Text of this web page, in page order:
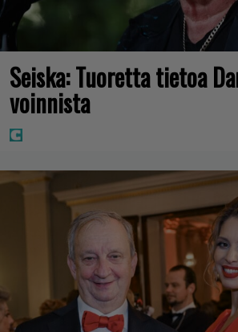
Seiska: Tuoretta tietoa
voinnista